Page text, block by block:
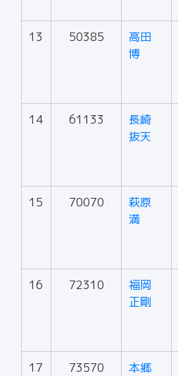
13 50385
高田
博
14 61133
長崎
抜天
15 70070
萩原
満
16 72310
福岡
正剛
17 73570
本郷